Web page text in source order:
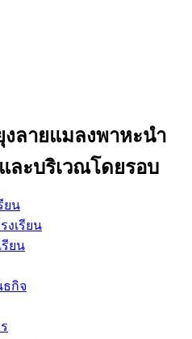
ยน
งเรียน
ยน
กิจ
ลายแมลงพาหะนำ
ะบริเวณโดยรอบ